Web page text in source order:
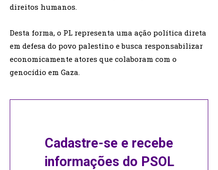
direitos humanos.
Desta forma, o PL representa uma ação política direta
em defesa do povo palestino e busca responsabilizar
economicamente atores que colaboram com o
genocídio em Gaza.
Cadastre-se e recebe
informações do PSOL